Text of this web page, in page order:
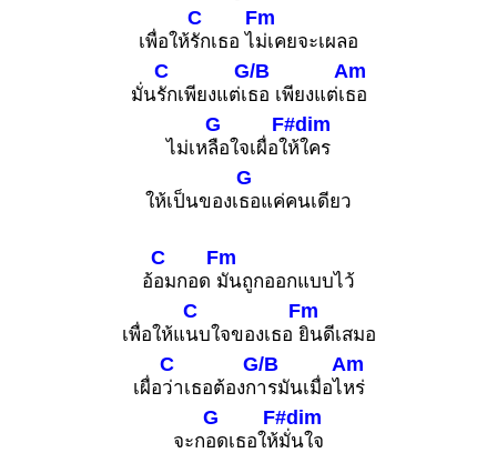
เพื่อให้
C
รักเธอ ไ
Fm
ม่เคยจะเผลอ
มั่น
C
รักเพียงแต่เ
G/B
ธอ เพียงแต่เ
Am
ธอ
ไม่เห
G
ลือใจเผื่อใ
F#dim
ห้ใคร
ให้เป็นของเ
G
ธอแค่คนเดียว
อ้
C
อมกอด
Fm
มันถูกออกแบบไว้
เพื่อให้แ
C
นบใจของเธอ
Fm
ยินดีเสมอ
เผื่อ
C
ว่าเธอต้องก
G/B
ารมันเมื่อไ
Am
หร่
จะก
G
อดเธอให้
F#dim
มั่นใจ